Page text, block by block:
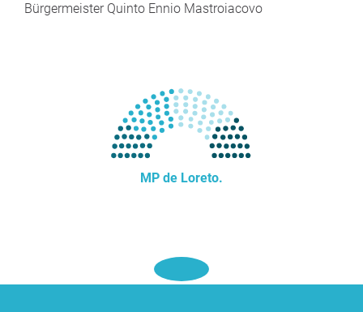
Bürgermeister Quinto Ennio Mastroiacovo
MP de Loreto.